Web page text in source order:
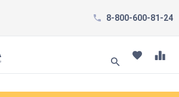
8-800-600-81-24